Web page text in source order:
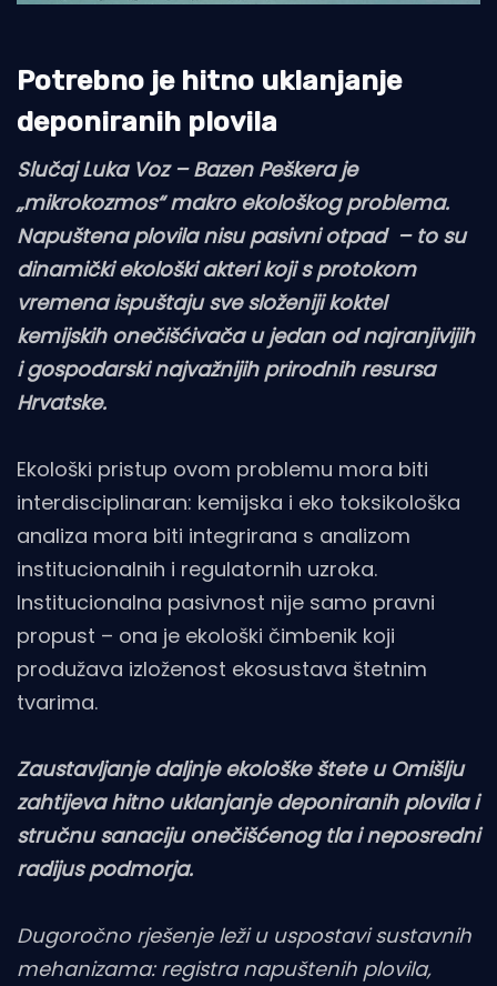
Potrebno je hitno uklanjanje
deponiranih plovila
Slučaj Luka Voz – Bazen Peškera je
„mikrokozmos“ makro ekološkog problema.
Napuštena plovila nisu pasivni otpad – to su
dinamički ekološki akteri koji s protokom
vremena ispuštaju sve složeniji koktel
kemijskih onečišćivača u jedan od najranjivijih
i gospodarski najvažnijih prirodnih resursa
Hrvatske.
Ekološki pristup ovom problemu mora biti
interdisciplinaran: kemijska i eko toksikološka
analiza mora biti integrirana s analizom
institucionalnih i regulatornih uzroka.
Institucionalna pasivnost nije samo pravni
propust – ona je ekološki čimbenik koji
produžava izloženost ekosustava štetnim
tvarima.
Zaustavljanje daljnje ekološke štete u Omišlju
zahtijeva hitno uklanjanje deponiranih plovila i
stručnu sanaciju onečišćenog tla i neposredni
radijus podmorja.
Dugoročno rješenje leži u uspostavi sustavnih
mehanizama: registra napuštenih plovila,